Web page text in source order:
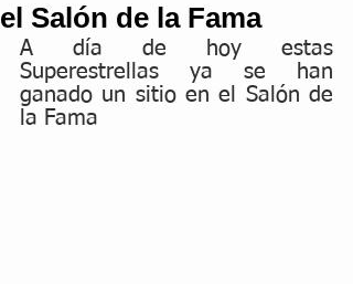
el Salón de la Fama
A día de hoy estas
Superestrellas ya se han
ganado un sitio en el Salón de
la Fama